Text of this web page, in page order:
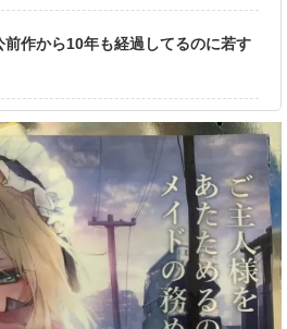
前作から10年も経過してるのに若す